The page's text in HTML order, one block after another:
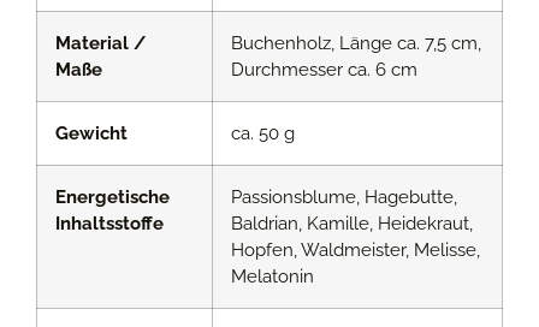
Material /
Maße
Buchenholz, Länge ca. 7,5 cm,
Durchmesser ca. 6 cm
Gewicht ca. 50 g
Energetische
Inhaltsstoffe
Passionsblume, Hagebutte,
Baldrian, Kamille, Heidekraut,
Hopfen, Waldmeister, Melisse,
Melatonin